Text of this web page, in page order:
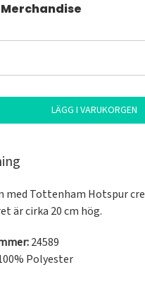
LÄGG I VARUKORGEN
med Tottenham Hotspur
är cirka 20 cm hög.
24589
Polyester